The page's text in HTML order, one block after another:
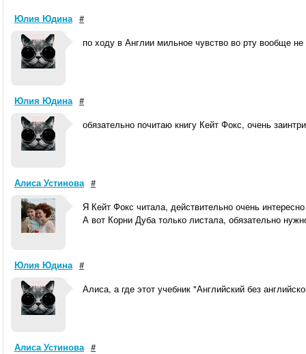
Юлия Юдина #
по ходу в Англии мильное чувство во рту вообще не
Юлия Юдина #
обязательно почитаю книгу Кейт Фокс, очень
Алиса Устинова #
Я Кейт Фокс читала, действительно очень
А вот Корни Дуба только листала, обязательно
Юлия Юдина #
Алиса, а где этот учебник "Английский без
Алиса Устинова #